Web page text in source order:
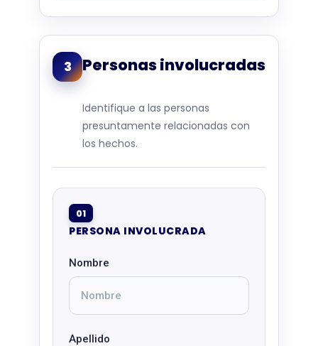
3 Personas involucradas
Identifique a las personas
presuntamente relacionadas con
los hechos.
01
PERSONA INVOLUCRADA
Nombre
Apellido